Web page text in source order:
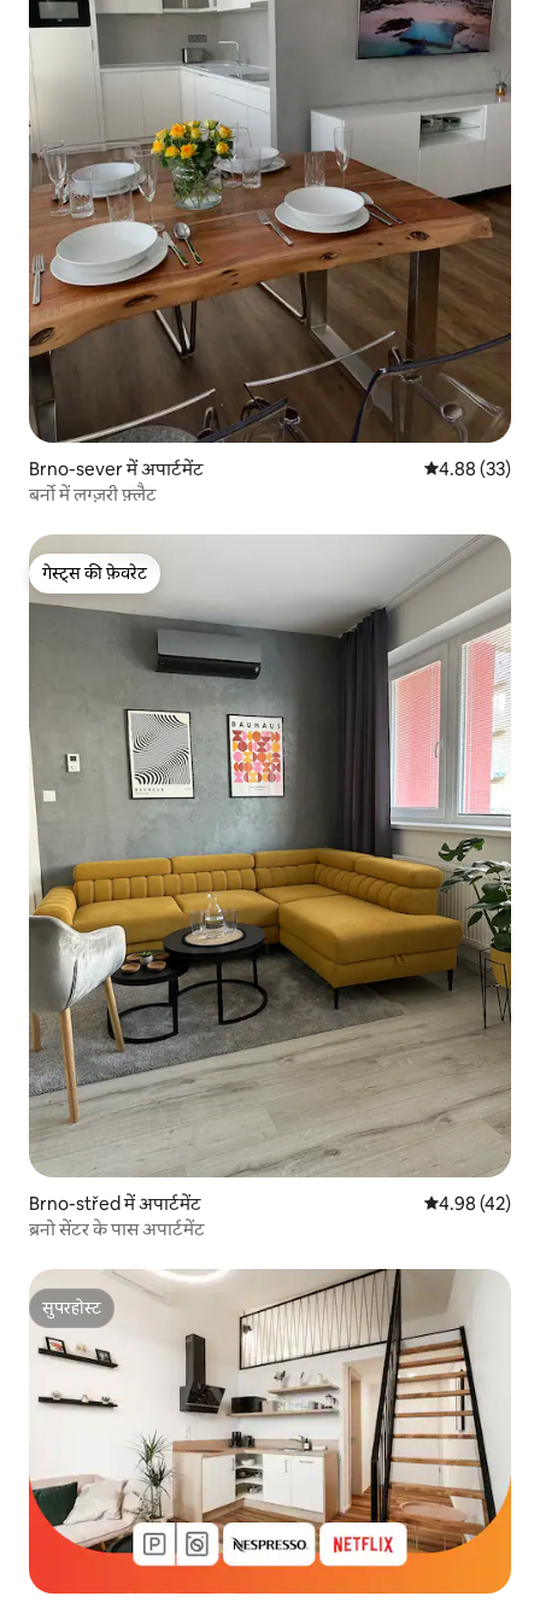
Brno-sever में अपार्टमेंट औसत रेटिंग 5 में
4.88 (33)
बर्नो में लग्ज़री फ़्लैट
गेस्ट्स की फ़ेवरेट
गेस्ट्स की फ़ेवरेट
Brno-střed में अपार्टमेंट औसत रेटिंग 5 में
4.98 (42)
ब्रनो सेंटर के पास अपार्टमेंट
सुपरहोस्ट
सुपरहोस्ट